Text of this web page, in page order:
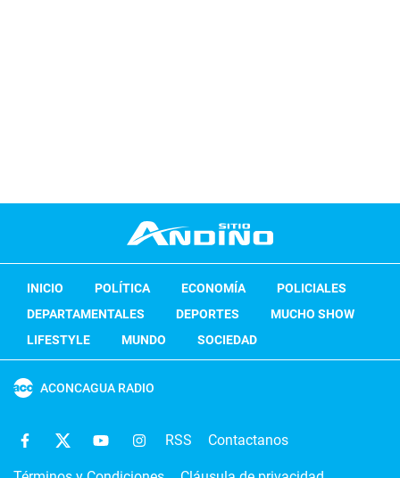
INICIO POLÍTICA ECONOMÍA
POLICIALES
DEPARTAMENTALES
DEPORTES
MUCHO SHOW
LIFESTYLE
MUNDO SOCIEDAD
ACONCAGUA RADIO
RSS Contactanos